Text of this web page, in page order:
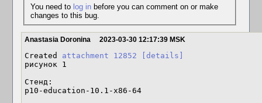
You need to log inbefore you can comment on or make
changes to this bug.
Anastasia Doronina 2023-03-30 12:17:39 MSK
Created attachment 12852
[details]
рисунок 1
Стенд:
p10-education-10.1-x86-64